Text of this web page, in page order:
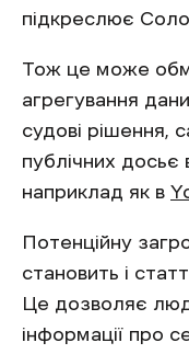
підкреслює
Тож це може
агрегування
судові рішення,
публічних досьє
наприклад як в
Потенційну
становить і
Це дозволяє
інформації про